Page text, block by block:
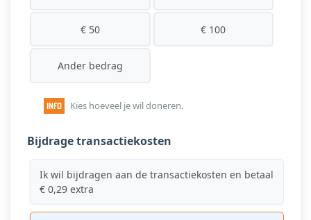
€ 50 € 100
Ander bedrag
Kies hoeveel je wil doneren.
Bijdrage transactiekosten
Ik wil bijdragen aan de transactiekosten en betaal
€ 0,29 extra